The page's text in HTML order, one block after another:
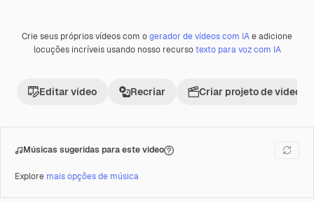
PremiumGerada com IA
Crie seus próprios vídeos com ogerador de vídeos com IAe adicione
locuções incríveis usando nosso recursotexto para voz com IA
Editar vídeo Recriar Criar projeto de vídeo
Músicas sugeridas para este vídeo
Explore mais opções de música